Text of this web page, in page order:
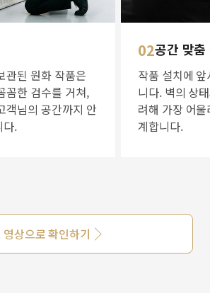
관된 원화 작품은
꼼한 검수를 거쳐,
객님의 공간까지 안
다.
02공간 맞
작품 설치에
니다. 벽의 상
려해 가장 어
계합니다.
영상으로 확인하기